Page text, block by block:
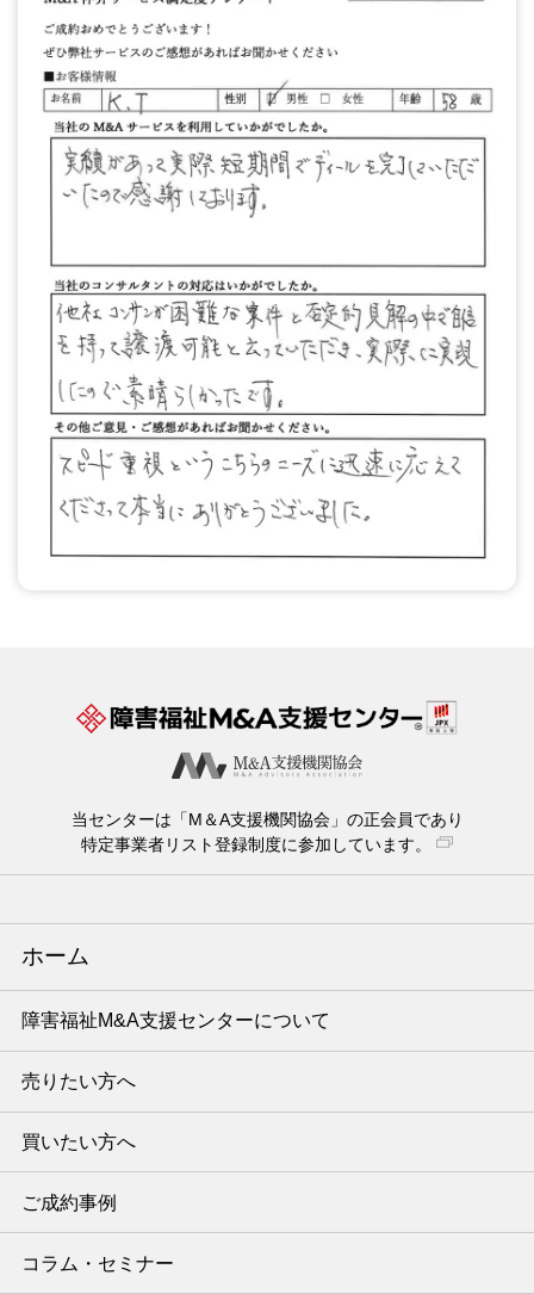
当センターは「M＆A支援機関協会」の正会員であり
特定事業者リスト登録制度に参加しています。
ホーム
障害福祉M&A支援センターについて
売りたい方へ
買いたい方へ
ご成約事例
コラム・セミナー